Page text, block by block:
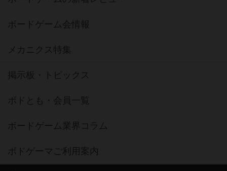
ボードゲーム会情報
メカニクス特集
掲示板・トピックス
ボドとも・会員一覧
ボードゲーム業界コラム
ボドゲーマご利用案内